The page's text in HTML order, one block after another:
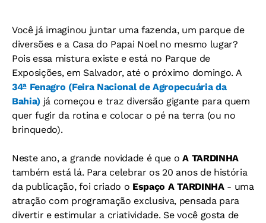
Você já imaginou juntar uma fazenda, um parque de
diversões e a Casa do Papai Noel no mesmo lugar?
Pois essa mistura existe e está no Parque de
Exposições, em Salvador, até o próximo domingo. A
34ª Fenagro (Feira Nacional de Agropecuária da
Bahia) já começou e traz diversão gigante para quem
quer fugir da rotina e colocar o pé na terra (ou no
brinquedo).
Neste ano, a grande novidade é que oA TARDINHA
também está lá. Para celebrar os 20 anos de história
da publicação, foi criado o Espaço A TARDINHA- uma
atração com programação exclusiva, pensada para
divertir e estimular a criatividade. Se você gosta de